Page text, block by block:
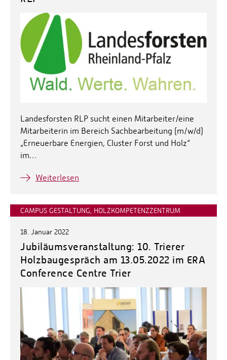
Landesforsten RLP sucht einen Mitarbeiter/eine
Mitarbeiterin im Bereich Sachbearbeitung (m/w/d)
„Erneuerbare Energien, Cluster Forst und Holz“
im…
Weiterlesen
CAMPUS GESTALTUNG, HOLZKOMPETENZZENTRUM
18. Januar 2022
Jubiläumsveranstaltung: 10. Trierer
Holzbaugespräch am 13.05.2022 im ERA
Conference Centre Trier